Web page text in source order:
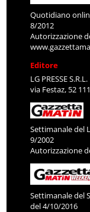
Quotidiano
8/2012
Autorizzazione
Editore
LG PRESSE S.R.L.
via Festaz, 52
Settimanale del
9/2002
Autorizzazione
Settimanale del
del 4/10/2016